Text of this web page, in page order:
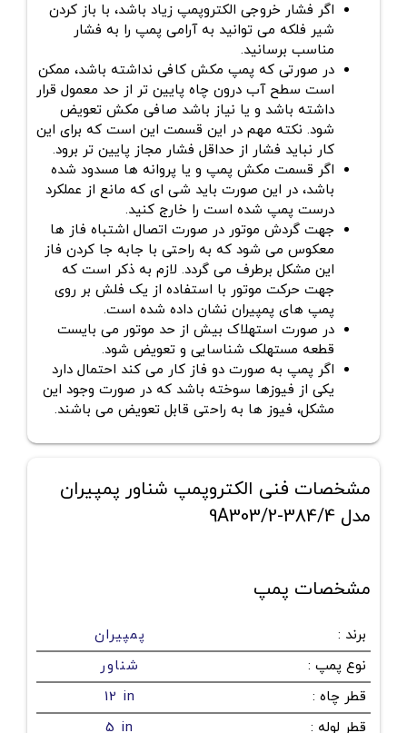
اگر فشار خروجی الکتروپمپ زیاد باشد، با باز کردن
شیر فلکه می توانید به آرامی پمپ را به فشار
مناسب برسانید.
در صورتی که پمپ مکش کافی نداشته باشد، ممکن
است سطح آب درون چاه پایین تر از حد معمول قرار
داشته باشد و یا نیاز باشد صافی مکش تعویض
شود. نکته مهم در این قسمت این است که برای این
کار نباید فشار از حداقل فشار مجاز پایین تر برود.
اگر قسمت مکش پمپ و یا پروانه ها مسدود شده
باشد، در این صورت باید شی ای که مانع از عملکرد
درست پمپ شده است را خارج کنید.
جهت گردش موتور در صورت اتصال اشتباه فاز ها
معکوس می شود که به راحتی با جابه جا کردن فاز
این مشکل برطرف می گردد. لازم به ذکر است که
جهت حرکت موتور با استفاده از یک فلش بر روی
پمپ های پمپیران نشان داده شده است.
در صورت استهلاک بیش از حد موتور می بایست
قطعه مستهلک شناسایی و تعویض شود.
اگر پمپ به صورت دو فاز کار می کند احتمال دارد
یکی از فیوزها سوخته باشد که در صورت وجود این
مشکل، فیوز ها به راحتی قابل تعویض می باشند.
مشخصات فنی الکتروپمپ شناور پمپیران
مدل 384/4-9A303/2
مشخصات پمپ
برند :
پمپیران
نوع پمپ :
شناور
قطر چاه :
12 in
قطر لوله :
5 in